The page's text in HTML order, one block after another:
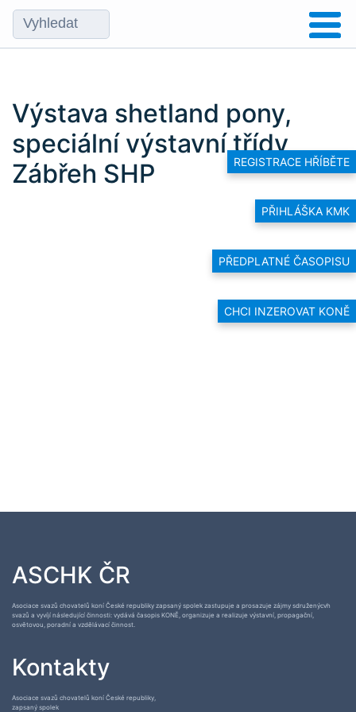
REGISTRACE HŘÍBĚTE
PŘIHLÁŠKA KMK
PŘEDPLATNÉ ČASOPISU
CHCI INZEROVAT KONĚ
Výstava shetland pony,
speciální výstavní třídy
Zábřeh SHP
ASCHK ČR
Asociace svazů chovatelů koní České republiky zapsaný spolek zastupuje a prosazuje zájmy sdruženýcvh
svazů a vyvíjí následující činnosti: vydává časopis KONĚ, organizuje a realizuje výstavní, propagační,
osvětovou, poradní a vzdělávací činnost.
Kontakty
Asociace svazů chovatelů koní České republiky,
zapsaný spolek